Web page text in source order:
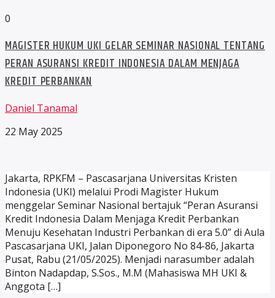
0
MAGISTER HUKUM UKI GELAR SEMINAR NASIONAL TENTANG
PERAN ASURANSI KREDIT INDONESIA DALAM MENJAGA
KREDIT PERBANKAN
Daniel Tanamal
22 May 2025
Jakarta, RPKFM – Pascasarjana Universitas Kristen
Indonesia (UKI) melalui Prodi Magister Hukum
menggelar Seminar Nasional bertajuk “Peran Asuransi
Kredit Indonesia Dalam Menjaga Kredit Perbankan
Menuju Kesehatan Industri Perbankan di era 5.0” di Aula
Pascasarjana UKI, Jalan Diponegoro No 84-86, Jakarta
Pusat, Rabu (21/05/2025). Menjadi narasumber adalah
Binton Nadapdap, S.Sos., M.M (Mahasiswa MH UKI &
Anggota […]